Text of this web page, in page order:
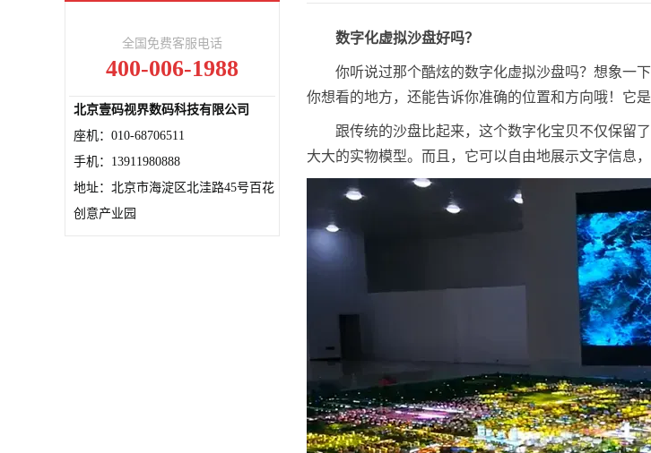
全国免费客服电话
400-006-1988
北京壹码视界数码科技有限公司
座机：010-68706511
手机：13911980888
地址：北京市海淀区北洼路45号百花
创意产业园
数字化虚拟沙盘好吗？
你听说过那个酷炫的数字化虚拟沙盘吗？想象一
你想看的地方，还能告诉你准确的位置和方向哦！它
跟传统的沙盘比起来，这个数字化宝贝不仅保留
大大的实物模型。而且，它可以自由地展示文字信息